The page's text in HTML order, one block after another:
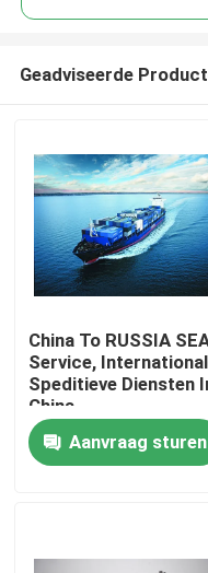
Thuis
Geadviseerde
China To RUSSIA
Service,
Speditieve Diensten
China
Aanvraag sturen